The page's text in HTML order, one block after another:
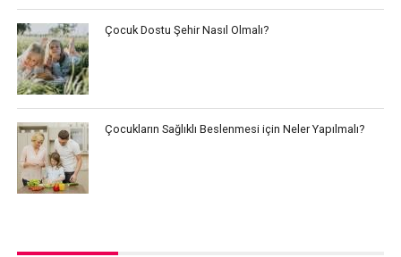
Çocuk Dostu Şehir Nasıl Olmalı?
Çocukların Sağlıklı Beslenmesi için Neler Yapılmalı?